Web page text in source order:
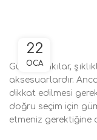
22
OCA
Gümüş takılar,
aksesuarlardır.
dikkat edilmesi
doğru seçim için
etmeniz gerektiğine